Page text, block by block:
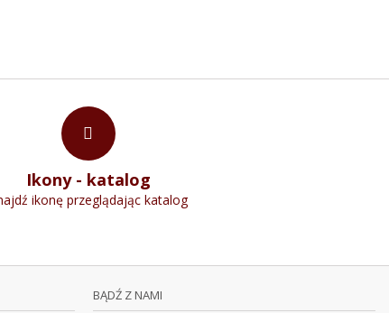
Ikony - katalog
ikonę przeglądając katalog
BĄDŹ Z NAMI